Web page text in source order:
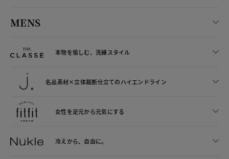
MENS
本物を愉しむ、洗練スタイル
名品素材×立体裁断仕立てのハイエンドライン
女性を足元から元気にする
冷えから、 自由に。